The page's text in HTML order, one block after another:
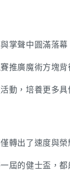
掌聲中圓滿落幕
推廣魔術方塊背
動，培養更多具
轉出了速度與榮
屆的健士盃，都